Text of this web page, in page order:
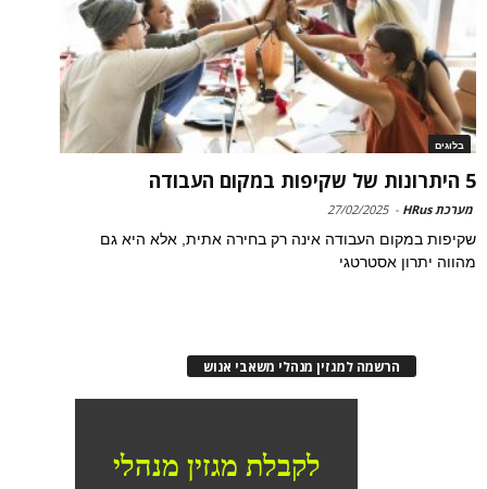
בלוגים
5 היתרונות של שקיפות במקום העבודה
מערכת HRus -
27/02/2025
שקיפות במקום העבודה אינה רק בחירה אתית, אלא היא גם
מהווה יתרון אסטרטגי
הרשמה למגזין מנהלי משאבי אנוש